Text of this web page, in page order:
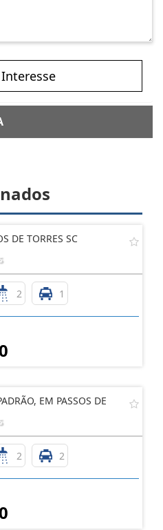
DE TORRES SC
2 1
EM PASSOS DE
2 2